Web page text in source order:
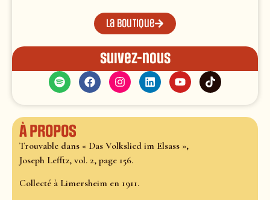
La boutique
Suivez-nous
À propos
Trouvable dans « Das Volkslied im Elsass »,
Joseph Lefftz, vol. 2, page 156.
Collecté à Limersheim en 1911.